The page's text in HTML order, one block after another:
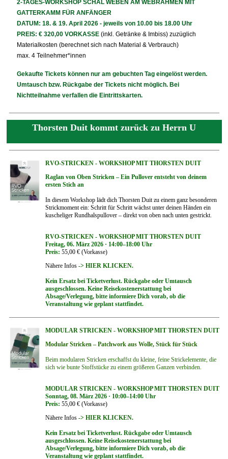
2-TAGES-WORKSHOP SCHAL WEBEN AM WEBRAHMEN MIT
GATTERKAMM FÜR ANFÄNGER
DATUM: 18. & 19. April 2026 - jeweils von 10.00 bis 18.00 Uhr
PREIS: € 320,00 VORKASSE(inkl. Getränke & Imbiss) zuzüglich
Materialkosten (berechnet sich nach Material & Verbrauch)
max. 4 Teilnehmer*innen
Gekaufte Tickets können nur am gebuchten Tag eingelöst werden.
Umtausch bzw. Rückgabe der Tickets nicht möglich. Bei
Nichtteilnahme verfallen die Eintrittskarten.
Thorsten Duit kommt zurück zu Herrn U
RVO-STRICKEN - WORKSHOP MIT THORSTEN DUIT
Raglan von Oben Stricken – Ein Pullover entsteht von deinem
ersten Stich an
In diesem Workshop lädt dich Thorsten Duit zu einem ganz besonderen
Strickmoment ein: Schritt für Schritt wächst unter deinen Händen ein
kuscheliger Rundhalspullover – direkt von oben nach unten gestrickt.
RVO-STRICKEN - WORKSHOP MIT THORSTEN DUIT
Freitag, 06. März 2026 · 14:00–18:00 Uhr
Preis: 55,00 € (Vorkasse)
Nähere Infos -> HIER KLICKEN.
Kein Ersatz bei Ticketverlust. Rückgabe oder Umtausch
ausgeschlossen. Keine Reisekostenerstattung bei
Absage/Verlegung, bitte informiere Dich vorab, ob die
Veranstaltung wie geplant stattfindet.
MODULAR STRICKEN - WORKSHOP MIT THORSTEN DUIT
Modular Stricken – Patchwork aus Wolle, Stück für Stück
Beim modularen Stricken erschaffst du kleine, feine Strickelemente, die
sich wie bunte Stoffstücke zu einem größeren Ganzen verbinden.
MODULAR STRICKEN - WORKSHOP MIT THORSTEN DUIT
Sonntag, 08. März 2026 · 10:00–14:00 Uhr
Preis: 55,00 € (Vorkasse)
Nähere Infos -> HIER KLICKEN.
Kein Ersatz bei Ticketverlust. Rückgabe oder Umtausch
ausgeschlossen. Keine Reisekostenerstattung bei
Absage/Verlegung, bitte informiere Dich vorab, ob die
Veranstaltung wie geplant stattfindet.